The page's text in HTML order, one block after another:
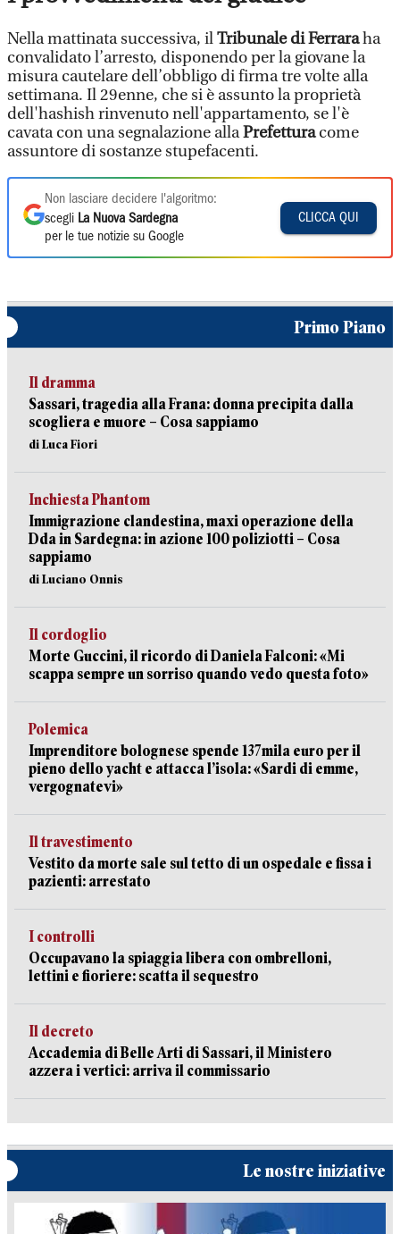
Nella mattinata successiva, ilTribunale di Ferraraha
convalidato l’arresto, disponendo per la giovane la
misura cautelare dell’obbligo di firma tre volte alla
settimana. Il 29enne, che si è assunto la proprietà
dell'hashish rinvenuto nell'appartamento, se l'è
cavata con una segnalazione allaPrefetturacome
assuntore di sostanze stupefacenti.
Non lasciare decidere l'algoritmo:
scegli La Nuova Sardegna
per le tue notizie su Google
CLICCA QUI
Primo Piano
Il dramma
Sassari, tragedia alla Frana: donna precipita dalla
scogliera e muore – Cosa sappiamo
di Luca Fiori
Inchiesta Phantom
Immigrazione clandestina, maxi operazione della
Dda in Sardegna: in azione 100 poliziotti – Cosa
sappiamo
di Luciano Onnis
Il cordoglio
Morte Guccini, il ricordo di Daniela Falconi: «Mi
scappa sempre un sorriso quando vedo questa foto»
Polemica
Imprenditore bolognese spende 137mila euro per il
pieno dello yacht e attacca l’isola: «Sardi di emme,
vergognatevi»
Il travestimento
Vestito da morte sale sul tetto di un ospedale e fissa i
pazienti: arrestato
I controlli
Occupavano la spiaggia libera con ombrelloni,
lettini e fioriere: scatta il sequestro
Il decreto
Accademia di Belle Arti di Sassari, il Ministero
azzera i vertici: arriva il commissario
Le nostre iniziative